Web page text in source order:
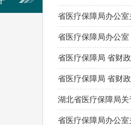
省医疗保障局办公
省医疗保障局办公
省医疗保障局 省财
省医疗保障局 省财
湖北省医疗保障局
省医疗保障局办公